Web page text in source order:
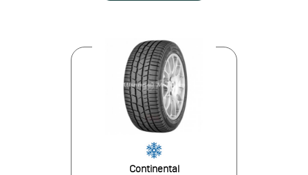
Continental